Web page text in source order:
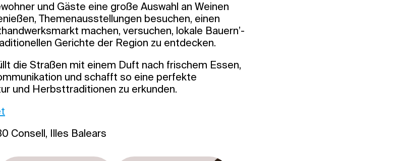
und Gäste eine große Auswahl an Weinen
Themenausstellungen besuchen, einen
machen, versuchen, lokale Bauern’-
Gerichte der Region zu entdecken.
die Straßen mit einem Duft nach frischem Essen,
und schafft so eine perfekte
und Herbsttraditionen zu erkunden.
Consell, Illes Balears